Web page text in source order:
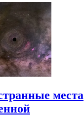
места